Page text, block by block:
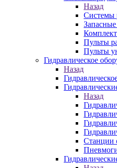
Назад
Системы
Запасные
Пульты
Пульты
Гидравлическое
Назад
Назад
Станции